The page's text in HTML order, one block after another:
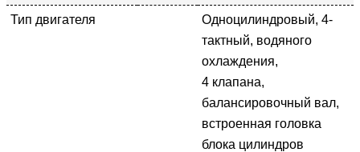
Тип двигателя
Одноцилиндровый, 4-
тактный, водяного
охлаждения,
4 клапана,
балансировочный вал,
встроенная головка
блока цилиндров